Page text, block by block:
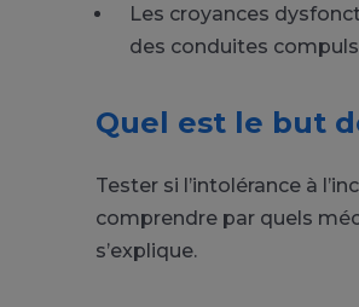
Les croyances
des conduites
Quel est le but
Tester si l’intolérance à
comprendre par quels
s’explique.